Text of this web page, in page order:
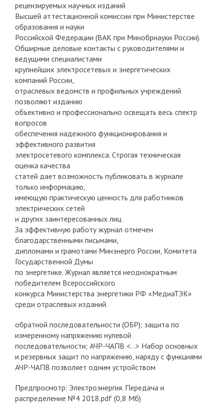
рецензируемых научных изданий
Высшей аттестационной комиссии при Министерстве
образования и науки
Российской Федерации (ВАК при Минобрнауки России).
Обширные деловые контакты с руководителями и
ведущими специалистами
крупнейших электросетевых и энергетических
компаний России,
отраслевых ведомств и профильных учреждений
позволяют изданию
объективно и профессионально освещать весь спектр
вопросов
обеспечения надежного функционирования и
эффективного развития
электросетевого комплекса. Строгая техническая
оценка качества
статей дает возможность публиковать в журнале
только информацию,
имеющую практическую ценность для работников
электрических сетей
и других заинтересованных лиц.
За эффективную работу журнал отмечен
благодарственными письмами,
дипломами и грамотами Минэнерго России, Комитета
Государственной Думы
по энергетике. Журнал является неоднократным
победителем Всероссийского
конкурса Министерства энергетики РФ «МедиаТЭК»
среди отраслевых изданий.
обратной последовательности (ОБР); защита по
измеренному напряжению нулевой
последовательности; АЧР-ЧАПВ <…> Набор основных
и резервных защит по напряжению, наряду с функциями
АЧР-ЧАПВ позволяет одним устройством
Предпросмотр: Электроэнергия. Передача и
распределение №4 2018.pdf (0,8 Мб)